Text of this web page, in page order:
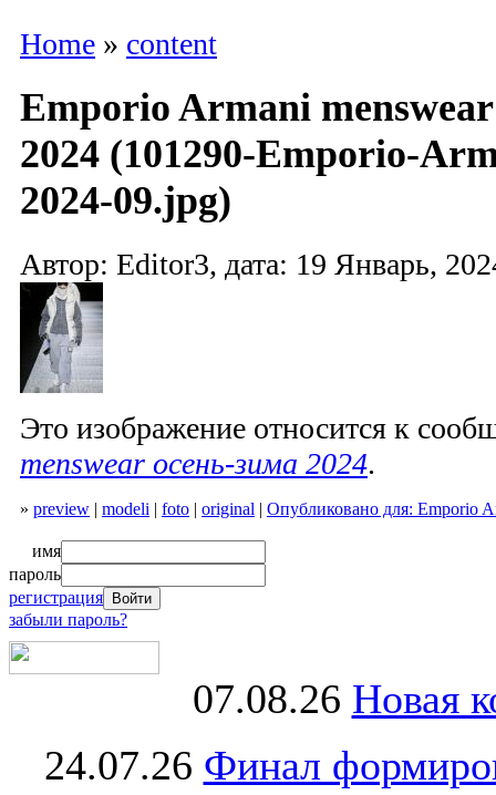
Home » content
Emporio Armani
2024 (101290-Emporio-
2024-09.jpg)
Автор: Editor3, дата: 19 Январь,
Это изображение относится к
menswear осень-зима 2024.
» preview | modeli | foto | original | Опубликовано для: Emporio
имя
пароль
регистрация
забыли пароль?
07.08.26 Новая
24.07.26 Финал